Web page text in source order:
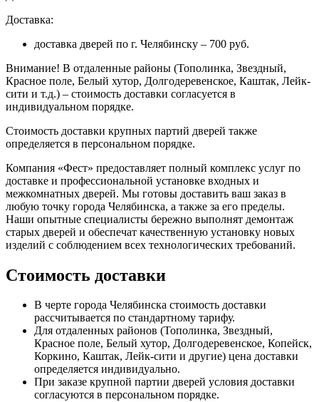
Доставка:
доставка дверей по г. Челябинску – 700 руб.
Внимание! В отдаленные районы (Тополинка, Звездный,
Красное поле, Белый хутор, Долгодеревенское, Каштак, Лейк-
сити и т.д.) – стоимость доставки согласуется в
индивидуальном порядке.
Стоимость доставки крупных партий дверей также
определяется в персональном порядке.
Компания «Фест» предоставляет полный комплекс услуг по
доставке и профессиональной установке входных и
межкомнатных дверей. Мы готовы доставить ваш заказ в
любую точку города Челябинска, а также за его пределы.
Наши опытные специалисты бережно выполнят демонтаж
старых дверей и обеспечат качественную установку новых
изделий с соблюдением всех технологических требований.
Стоимость доставки
В черте города Челябинска стоимость доставки
рассчитывается по стандартному тарифу.
Для отдаленных районов (Тополинка, Звездный,
Красное поле, Белый хутор, Долгодеревенское, Копейск,
Коркино, Каштак, Лейк-сити и другие) цена доставки
определяется индивидуально.
При заказе крупной партии дверей условия доставки
согласуются в персональном порядке.